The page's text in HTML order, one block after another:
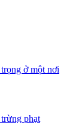
ở một nơi
phạt